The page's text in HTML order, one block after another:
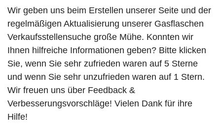
Wir geben uns beim Erstellen unserer Seite und der
regelmäßigen Aktualisierung unserer Gasflaschen
Verkaufsstellensuche große Mühe. Konnten wir
Ihnen hilfreiche Informationen geben? Bitte klicken
Sie, wenn Sie sehr zufrieden waren auf 5 Sterne
und wenn Sie sehr unzufrieden waren auf 1 Stern.
Wir freuen uns über Feedback &
Verbesserungsvorschläge! Vielen Dank für ihre
Hilfe!